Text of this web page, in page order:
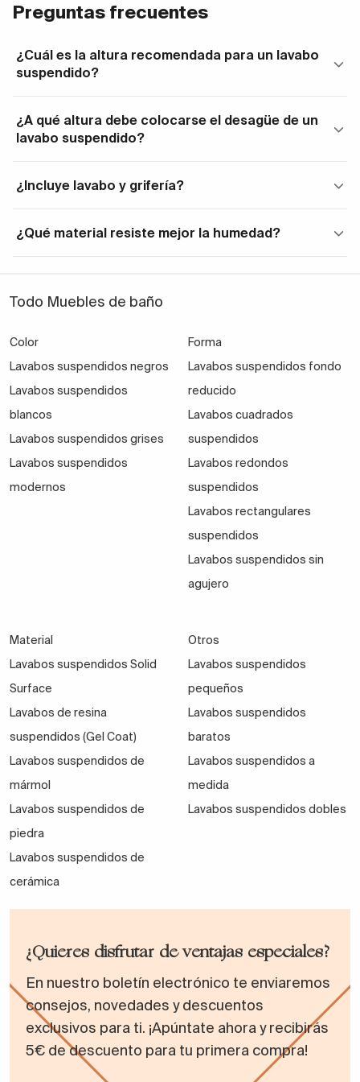
mueble recomendado
Suspendido modernos y
Facilita limpieza,
Compacto
Espacios
reducidos
Ocupa poco espacio,
Doble
Baños
Permite uso simultáneo
Medidas, disposición y guía de
La elección del tamaño y disposición de tu lavabo
Ancho Fondo Tipo de baño
50–60
cm
35–45 cm
suspendido
Espacio
cómodo para
Personalizado a huecos
especiales
Materiales y durabilidad
Madera maciza certificada y materiales
sostenibles.
Todos nuestros muebles cuentan con
certificaciones de sostenibilidad, apoyando la
industria nacional y garantizando un producto
duradero y seguro.
Preguntas frecuentes
¿Cuál es la altura recomendada para un lavabo
suspendido?
¿A qué altura debe colocarse el desagüe de un
lavabo suspendido?
¿Incluye lavabo y grifería?
¿Qué material resiste mejor la humedad?
Todo Muebles de baño
Color
Lavabos suspendidos negros
Lavabos suspendidos
blancos
Lavabos suspendidos grises
Lavabos suspendidos
modernos
Forma
Lavabos suspendidos fondo
reducido
Lavabos cuadrados
suspendidos
Lavabos redondos
suspendidos
Lavabos rectangulares
suspendidos
Lavabos suspendidos sin
agujero
Material
Lavabos suspendidos Solid
Surface
Lavabos de resina
suspendidos (Gel Coat)
Lavabos suspendidos de
mármol
Lavabos suspendidos de
piedra
Lavabos suspendidos de
cerámica
Otros
Lavabos suspendidos
pequeños
Lavabos suspendidos
baratos
Lavabos suspendidos a
medida
Lavabos suspendidos dobles
¿Quieres disfrutar de ventajas especiales?
En nuestro boletín electrónico te enviaremos
consejos, novedades y descuentos
exclusivos para ti. ¡Apúntate ahora y recibirás
5€ de descuento para tu primera compra!